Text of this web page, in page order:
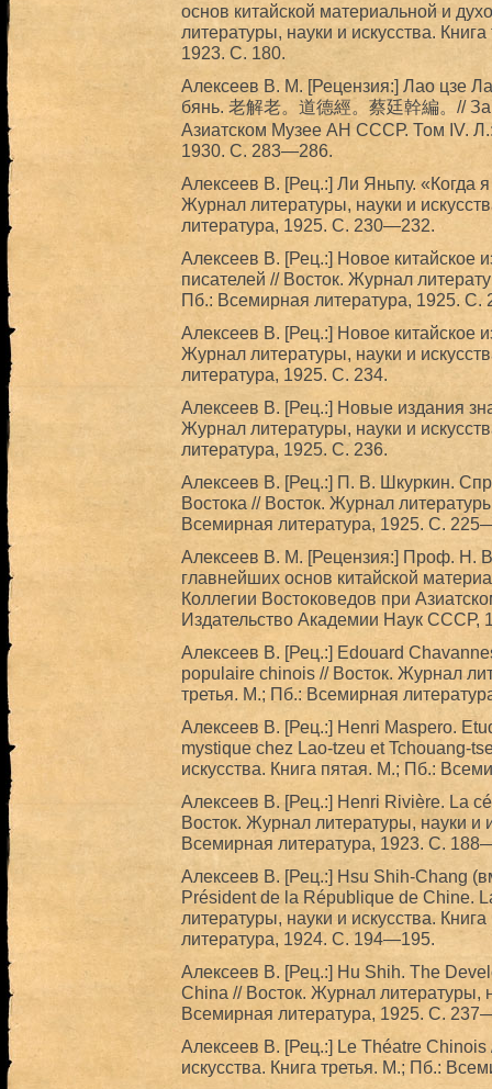
основ китайской материальной и
литературы, науки и искусства.
1923. С. 180.
Алексеев В. М. [Рецензия:] Лао цзе
бянь. 老解老。道德經。蔡廷幹編。//
Азиатском Музее АН СССР. Том IV.
1930. С. 283—286.
Алексеев В. [Рец.:] Ли Яньпу. «Когда
Журнал литературы, науки и
литература, 1925. С. 230—232.
Алексеев В. [Рец.:] Новое китайское
писателей // Восток. Журнал
Пб.: Всемирная литература, 1925.
Алексеев В. [Рец.:] Новое китайское
Журнал литературы, науки и
литература, 1925. С. 234.
Алексеев В. [Рец.:] Новые издания
Журнал литературы, науки и
литература, 1925. С. 236.
Алексеев В. [Рец.:] П. В. Шкуркин.
Востока // Восток. Журнал
Всемирная литература, 1925. С.
Алексеев В. М. [Рецензия:] Проф. Н.
главнейших основ китайской
Коллегии Востоковедов при
Издательство Академии Наук СССР,
Алексеев В. [Рец.:] Edouard
populaire chinоis // Восток. Журнал
третья. М.; Пб.: Всемирная
Алексеев В. [Рец.:] Henri Maspero.
mystique chez Lao-tzeu et Tchouang-
искусства. Книга пятая. М.; Пб.:
Алексеев В. [Рец.:] Henri Rivière. La
Восток. Журнал литературы, науки и
Всемирная литература, 1923. С.
Алексеев В. [Рец.:] Hsu Shih-Chang
Président de la République de Chine.
литературы, науки и искусства.
литература, 1924. С. 194—195.
Алексеев В. [Рец.:] Hu Shih. The
China // Восток. Журнал литературы,
Всемирная литература, 1925. С.
Алексеев В. [Рец.:] Le Théatre
искусства. Книга третья. М.; Пб.: